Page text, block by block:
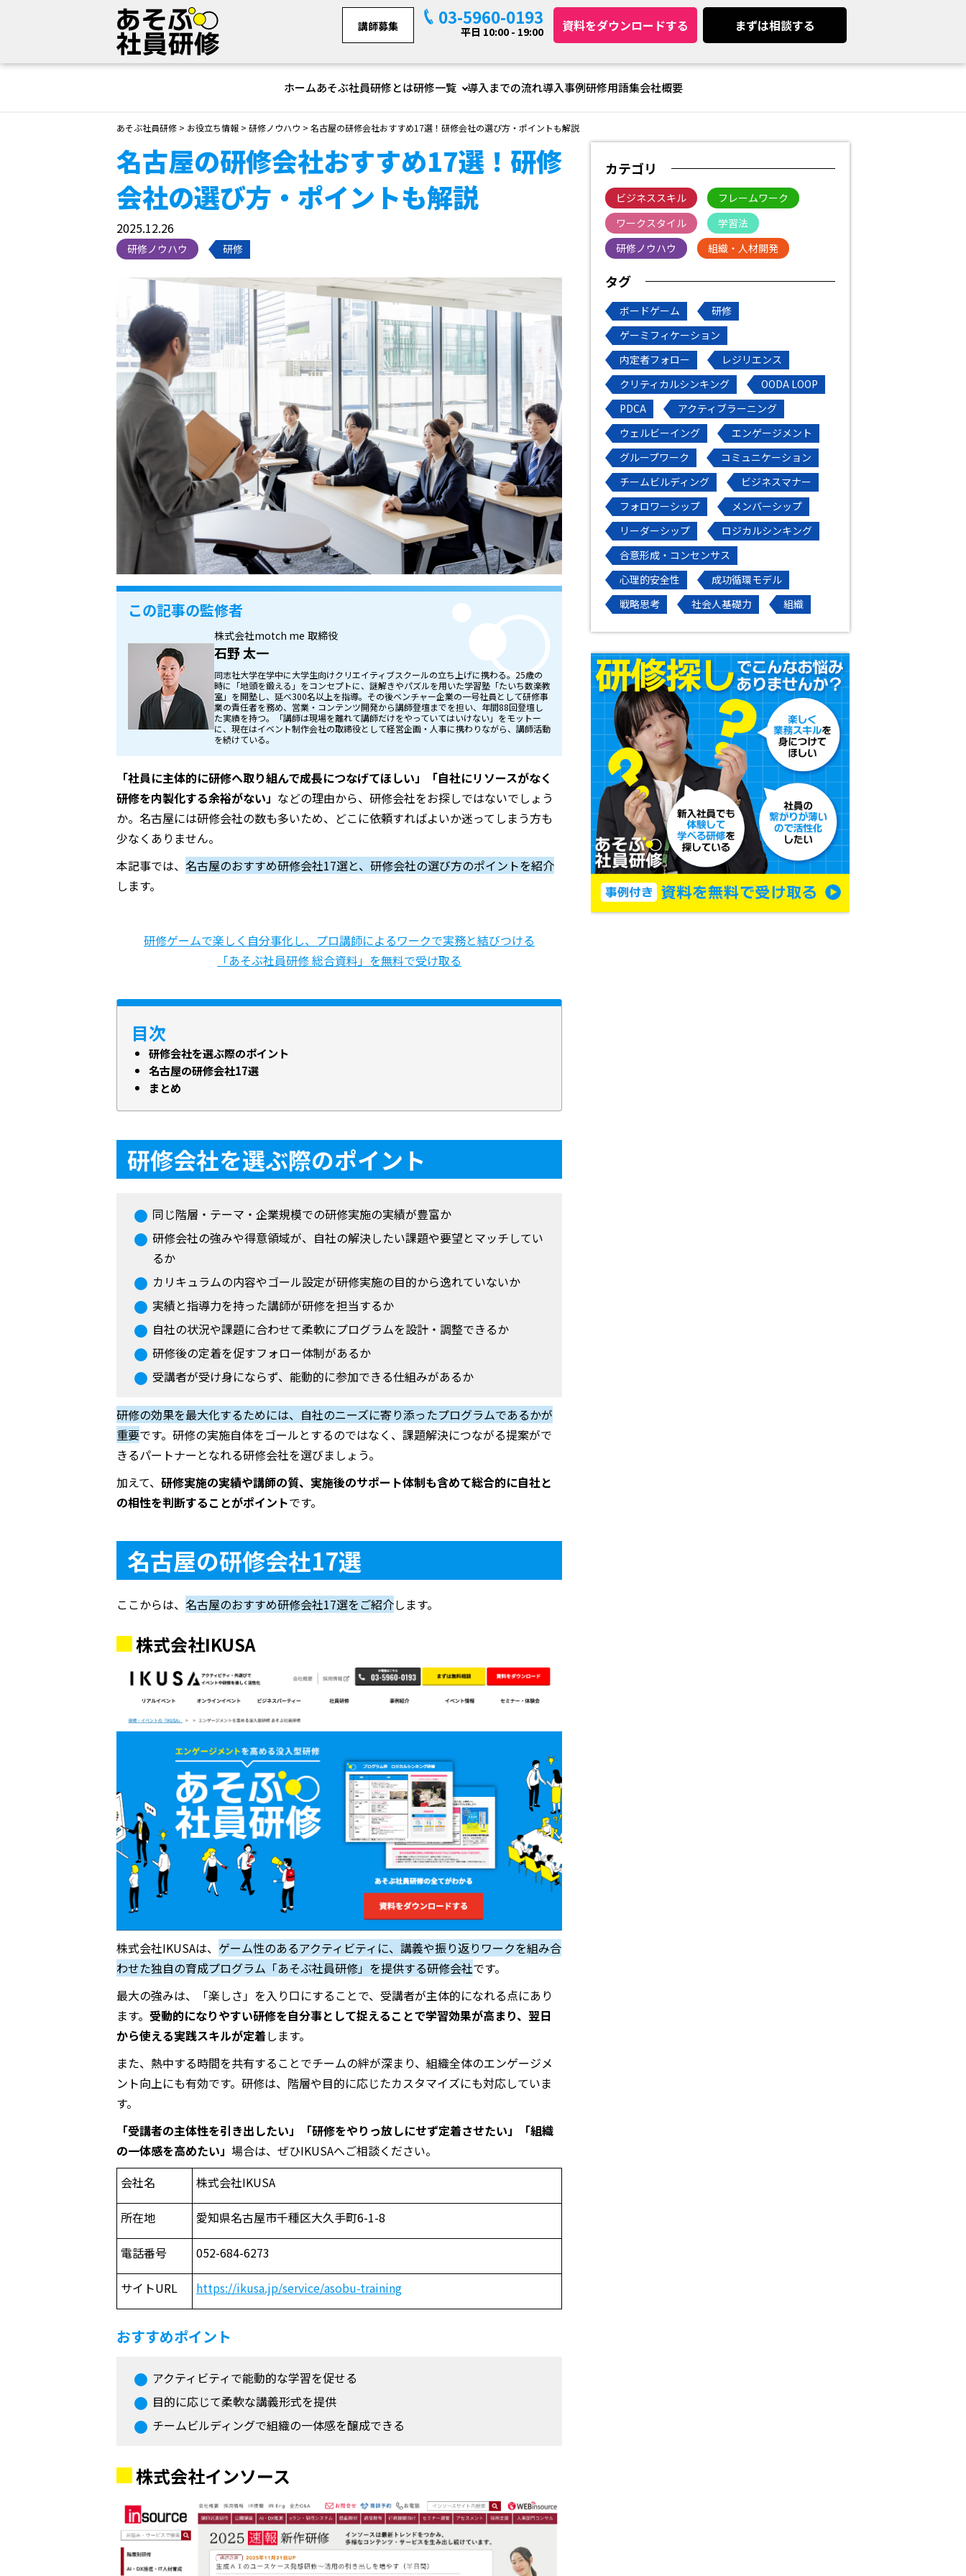
講師募集 03-5960-0193
平日 10:00 - 19:00 資料をダウンロードする まずは相談する
ホームあそぶ社員研修とは研修一覧 導入までの流れ導入事例研修用語集会社概要
あそぶ社員研修 > お役立ち情報 > 研修ノウハウ > 名古屋の研修会社おすすめ17選！研修会社の選び方・ポイントも解説
名古屋の研修会社おすすめ17選！研修
会社の選び方・ポイントも解説
2025.12.26
研修ノウハウ 研修
この記事の監修者
株式会社motch me 取締役
石野 太一
同志社大学在学中に大学生向けクリエイティブスクールの立ち上げに携わる。25歳の
時に「地頭を鍛える」をコンセプトに、謎解きやパズルを用いた学習塾「たいち数楽教
室」を開塾し、延べ300名以上を指導。その後ベンチャー企業の一号社員として研修事
業の責任者を務め、営業・コンテンツ開発から講師登壇までを担い、年間88回登壇し
た実績を持つ。「講師は現場を離れて講師だけをやっていてはいけない」をモットー
に、現在はイベント制作会社の取締役として経営企画・人事に携わりながら、講師活動
を続けている。
「社員に主体的に研修へ取り組んで成長につなげてほしい」「自社にリソースがなく
研修を内製化する余裕がない」 などの理由から、研修会社をお探しではないでしょう
か。名古屋には研修会社の数も多いため、どこに依頼すればよいか迷ってしまう方も
少なくありません。
本記事では、 名古屋のおすすめ研修会社17選と、研修会社の選び方のポイントを紹介
します。
研修ゲームで楽しく自分事化し、プロ講師によるワークで実務と結びつける
「あそぶ社員研修 総合資料」を無料で受け取る
目次
研修会社を選ぶ際のポイント
名古屋の研修会社17選
まとめ
研修会社を選ぶ際のポイント
同じ階層・テーマ・企業規模での研修実施の実績が豊富か
研修会社の強みや得意領域が、自社の解決したい課題や要望とマッチしてい
るか
カリキュラムの内容やゴール設定が研修実施の目的から逸れていないか
実績と指導力を持った講師が研修を担当するか
自社の状況や課題に合わせて柔軟にプログラムを設計・調整できるか
研修後の定着を促すフォロー体制があるか
受講者が受け身にならず、能動的に参加できる仕組みがあるか
研修の効果を最大化するためには、自社のニーズに寄り添ったプログラムであるかが
重要です。研修の実施自体をゴールとするのではなく、課題解決につながる提案がで
きるパートナーとなれる研修会社を選びましょう。
加えて、 研修実施の実績や講師の質、実施後のサポート体制も含めて総合的に自社と
の相性を判断することがポイントです。
名古屋の研修会社17選
ここからは、 名古屋のおすすめ研修会社17選をご紹介します。
株式会社IKUSA
株式会社IKUSAは、 ゲーム性のあるアクティビティに、講義や振り返りワークを組み合
わせた独自の育成プログラム「あそぶ社員研修」を提供する研修会社です。
最大の強みは、「楽しさ」を入り口にすることで、受講者が主体的になれる点にあり
ます。 受動的になりやすい研修を自分事として捉えることで学習効果が高まり、翌日
から使える実践スキルが定着します。
また、熱中する時間を共有することでチームの絆が深まり、組織全体のエンゲージメ
ント向上にも有効です。研修は、階層や目的に応じたカスタマイズにも対応していま
す。
「受講者の主体性を引き出したい」「研修をやりっ放しにせず定着させたい」「組織
の一体感を高めたい」 場合は、ぜひIKUSAへご相談ください。
会社名
株式会社IKUSA
所在地 愛知県名古屋市千種区大久手町6-1-8
電話番号 052-684-6273
サイトURL https://ikusa.jp/service/asobu-training
おすすめポイント
アクティビティで能動的な学習を促せる
目的に応じて柔軟な講義形式を提供
チームビルディングで組織の一体感を醸成できる
株式会社インソース
カテゴリ
ビジネススキル
フレームワーク
ワークスタイル
学習法
研修ノウハウ
組織・人材開発
タグ
ボードゲーム
研修
ゲーミフィケーション
内定者フォロー
レジリエンス
クリティカルシンキング
OODA LOOP
PDCA
アクティブラーニング
ウェルビーイング
エンゲージメント
グループワーク
コミュニケーション
チームビルディング
ビジネスマナー
フォロワーシップ
メンバーシップ
リーダーシップ
ロジカルシンキング
合意形成・コンセンサス
心理的安全性
成功循環モデル
戦略思考
社会人基礎力 組織